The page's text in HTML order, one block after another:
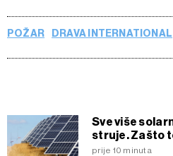
POŽAR DRAVA INTERNATIONAL
Sve više
struje. Zašto
prije 10 minuta